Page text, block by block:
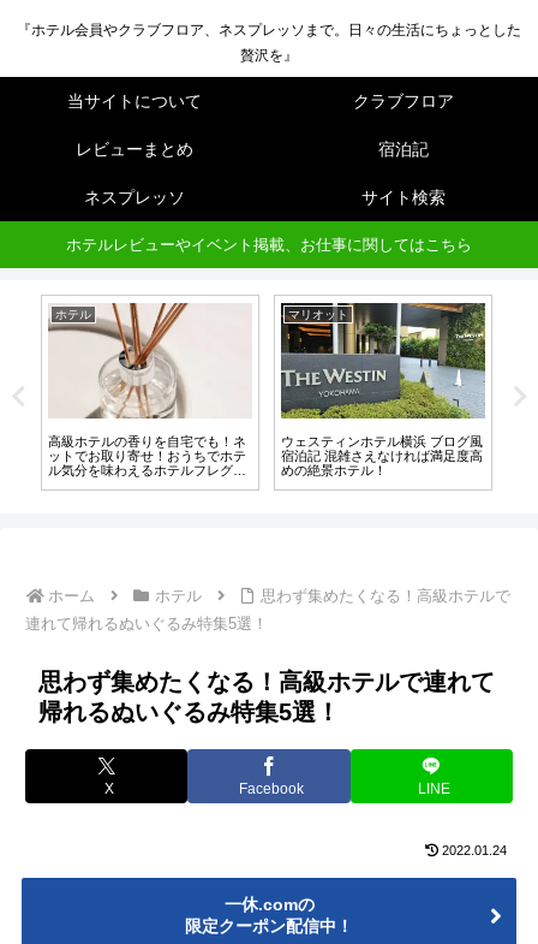
『ホテル会員やクラブフロア、ネスプレッソまで。日々の生活にちょっとした
贅沢を』
当サイトについて クラブフロア
レビューまとめ 宿泊記
ネスプレッソ サイト検索
ホテルレビューやイベント掲載、お仕事に関してはこちら
ホテル
高級ホテルの香りを自宅でも！ネ
ットでお取り寄せ！おうちでホテ
ル気分を味わえるホテルフレグラ
マリオット
ウェスティンホテル横浜 ブログ風
宿泊記 混雑さえなければ満足度高
めの絶景ホテル！
ホーム ホテル
思わず集めたくなる！高級ホテルで
連れて帰れるぬいぐるみ特集5選！
思わず集めたくなる！高級ホテルで連れて
帰れるぬいぐるみ特集5選！
X Facebook LINE
2022.01.24
一休.comの
限定クーポン配信中！